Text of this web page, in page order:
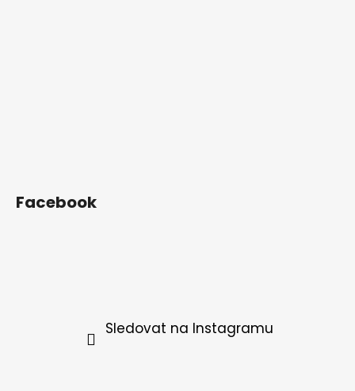
Facebook
Sledovat na Instagramu